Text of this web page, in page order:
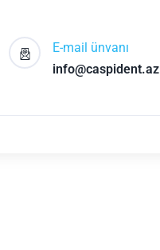
E-mail ünvanı
info@caspident.az